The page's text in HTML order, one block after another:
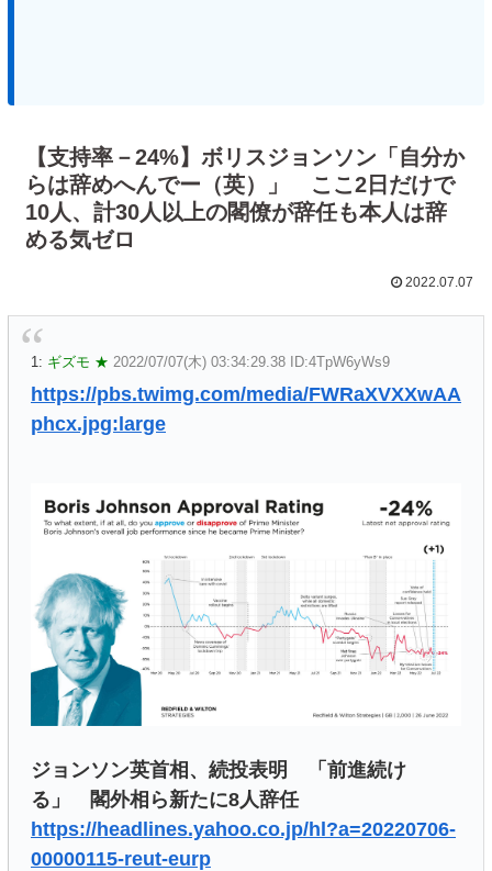
【支持率－24%】ボリスジョンソン「自分か
らは辞めへんでー（英）」 ここ2日だけで
10人、計30人以上の閣僚が辞任も本人は辞
める気ゼロ
2022.07.07
1: ギズモ ★ 2022/07/07(木) 03:34:29.38 ID:4TpW6yWs9
https://pbs.twimg.com/media/FWRaXVXXwAA
phcx.jpg:large
ジョンソン英首相、続投表明 「前進続け
る」 閣外相ら新たに8人辞任
https://headlines.yahoo.co.jp/hl?a=20220706-
00000115-reut-eurp